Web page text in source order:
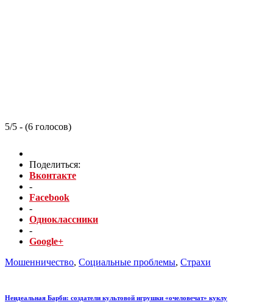
5/5 - (6 голосов)
Поделиться:
Вконтакте
-
Facebook
-
Одноклассники
-
Google+
Мошенничество, Социальные проблемы, Страхи
Неидеальная Барби: создатели культовой игрушки «очеловечат» куклу